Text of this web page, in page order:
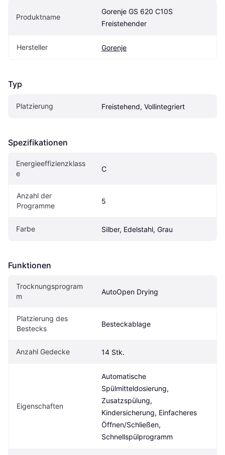
Produktname
Gorenje GS 620 C10S
Freistehender
Hersteller Gorenje
Typ
Platzierung Freistehend, Vollintegriert
Spezifikationen
Energieeffizienzklass
e
C
Anzahl der
Programme
5
Farbe Silber, Edelstahl, Grau
Funktionen
Trocknungsprogram
m
AutoOpen Drying
Platzierung des
Bestecks
Besteckablage
Anzahl Gedecke 14 Stk.
Eigenschaften
Automatische
Spülmitteldosierung,
Zusatzspülung,
Kindersicherung, Einfacheres
Öffnen/Schließen,
Schnellspülprogramm